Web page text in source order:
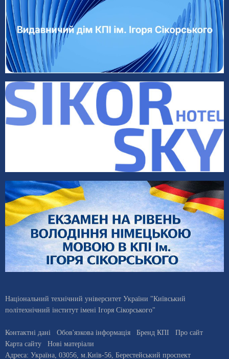
Національний технічний університет України "Київський
політехнічний інститут імені Ігоря Сікорського"
Контактні дані Обов'язкова інформація Бренд КПІ
Про сайт
Карта сайту
Нові матеріали
Адреса: Україна 03056 , м. Київ-56, Берестейський проспект